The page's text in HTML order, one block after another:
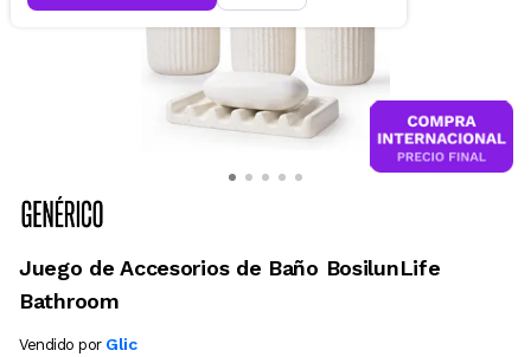
Juego de Accesorios de Baño BosilunLife
Bathroom
Vendido por Glic